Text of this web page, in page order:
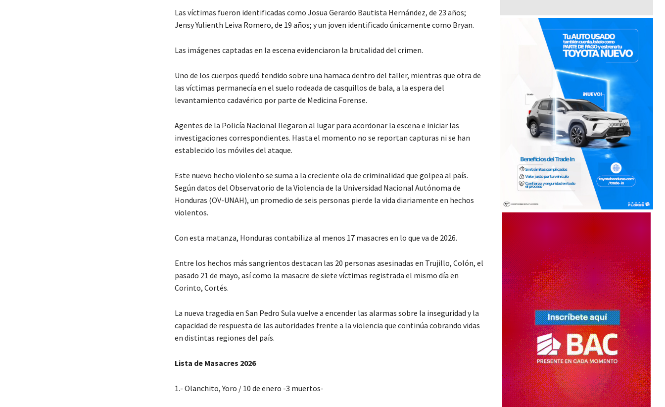
Las víctimas fueron identificadas como Josua Gerardo Bautista Hernández, de 23 años;
Jensy Yulienth Leiva Romero, de 19 años; y un joven identificado únicamente como Bryan.
Las imágenes captadas en la escena evidenciaron la brutalidad del crimen.
Uno de los cuerpos quedó tendido sobre una hamaca dentro del taller, mientras que otra de
las víctimas permanecía en el suelo rodeada de casquillos de bala, a la espera del
levantamiento cadavérico por parte de Medicina Forense.
Agentes de la Policía Nacional llegaron al lugar para acordonar la escena e iniciar las
investigaciones correspondientes. Hasta el momento no se reportan capturas ni se han
establecido los móviles del ataque.
Este nuevo hecho violento se suma a la creciente ola de criminalidad que golpea al país.
Según datos del Observatorio de la Violencia de la Universidad Nacional Autónoma de
Honduras (OV-UNAH), un promedio de seis personas pierde la vida diariamente en hechos
violentos.
Con esta matanza, Honduras contabiliza al menos 17 masacres en lo que va de 2026.
Entre los hechos más sangrientos destacan las 20 personas asesinadas en Trujillo, Colón, el
pasado 21 de mayo, así como la masacre de siete víctimas registrada el mismo día en
Corinto, Cortés.
La nueva tragedia en San Pedro Sula vuelve a encender las alarmas sobre la inseguridad y la
capacidad de respuesta de las autoridades frente a la violencia que continúa cobrando vidas
en distintas regiones del país.
Lista de Masacres 2026
1.- Olanchito, Yoro / 10 de enero -3 muertos-